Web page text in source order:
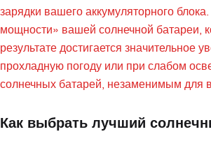
зарядки вашего аккумуляторного
мощности» вашей солнечной батареи,
результате достигается
прохладную погоду или при слабом
солнечных батарей, незаменимым для
Как выбрать лучший